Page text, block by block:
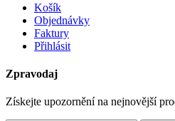
Košík
Objednávky
Faktury
Přihlásit
Zpravodaj
Získejte upozornění na nejnovější